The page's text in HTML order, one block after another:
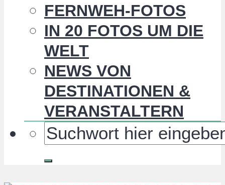
FERNWEH-FOTOS
IN 20 FOTOS UM DIE
WELT
NEWS VON
DESTINATIONEN &
VERANSTALTERN